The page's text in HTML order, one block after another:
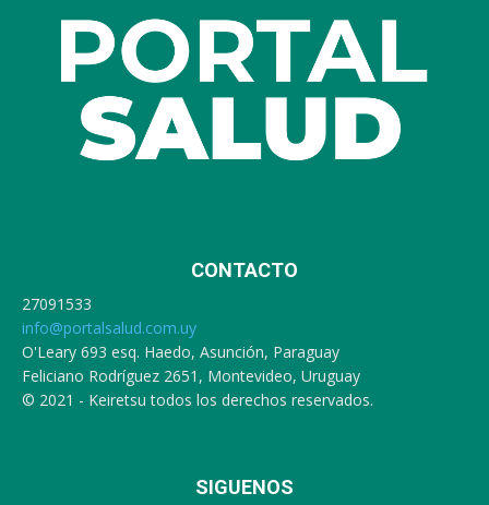
CONTACTO
27091533
info@portalsalud.com.uy
O'Leary 693 esq. Haedo, Asunción, Paraguay
Feliciano Rodríguez 2651, Montevideo, Uruguay
© 2021 - Keiretsu todos los derechos reservados.
SIGUENOS